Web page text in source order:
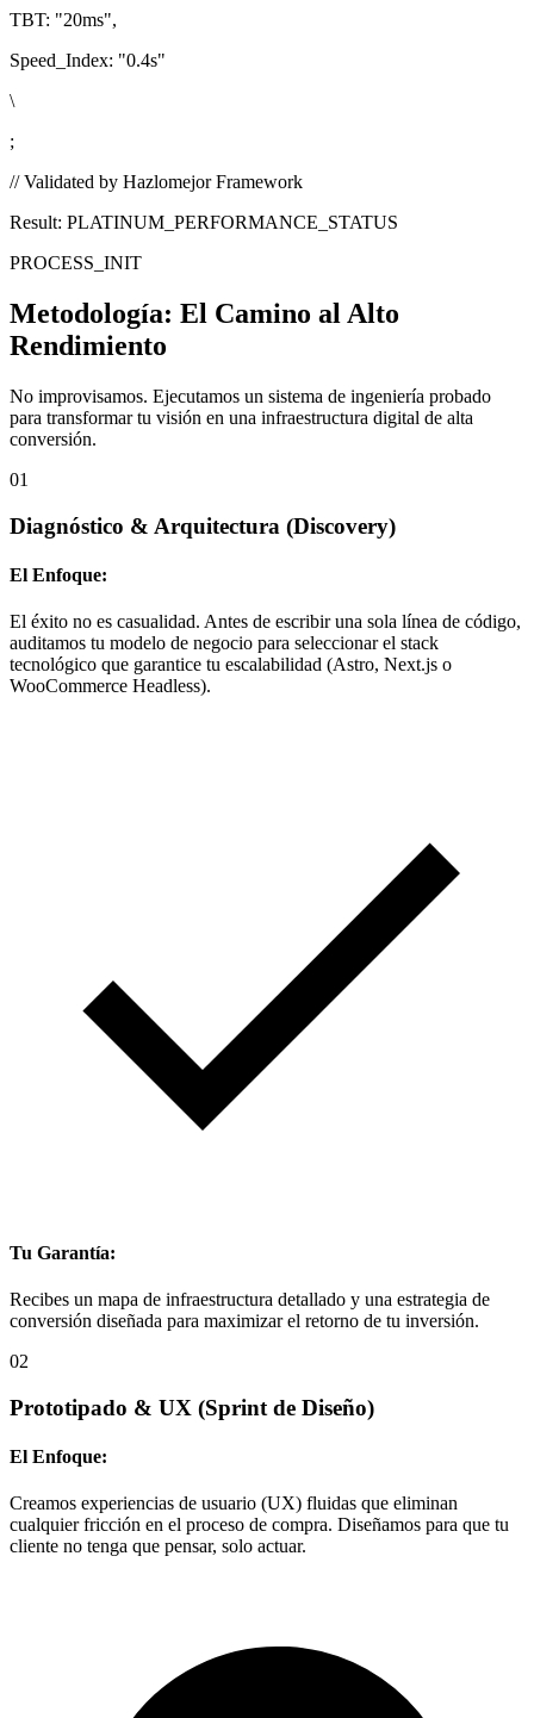
TBT: "20ms",
Speed_Index: "0.4s"
\
;
// Validated by Hazlomejor Framework
Result: PLATINUM_PERFORMANCE_STATUS
PROCESS_INIT
Metodología: El Camino al Alto
Rendimiento
No improvisamos. Ejecutamos un sistema de ingeniería probado
para transformar tu visión en una infraestructura digital de alta
conversión.
01
Diagnóstico & Arquitectura (Discovery)
El Enfoque:
El éxito no es casualidad. Antes de escribir una sola línea de código,
auditamos tu modelo de negocio para seleccionar el stack
tecnológico que garantice tu escalabilidad (Astro, Next.js o
WooCommerce Headless).
Tu Garantía:
Recibes un mapa de infraestructura detallado y una estrategia de
conversión diseñada para maximizar el retorno de tu inversión.
02
Prototipado & UX (Sprint de Diseño)
El Enfoque:
Creamos experiencias de usuario (UX) fluidas que eliminan
cualquier fricción en el proceso de compra. Diseñamos para que tu
cliente no tenga que pensar, solo actuar.